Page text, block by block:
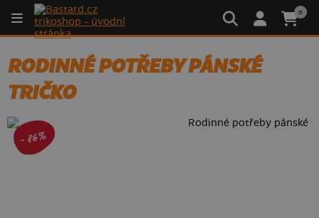
0
RODINNÉ POTŘEBY PÁNSKÉ
TRIČKO
- 86%